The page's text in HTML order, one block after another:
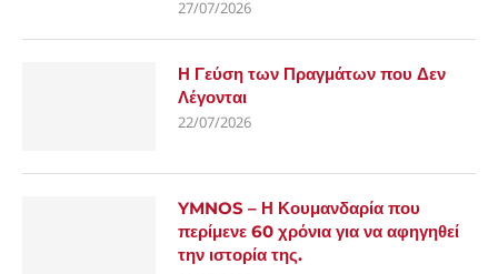
27/07/2026
Η Γεύση των Πραγμάτων που Δεν
Λέγονται
22/07/2026
YMNOS – Η Κουμανδαρία που
περίμενε 60 χρόνια για να αφηγηθεί
την ιστορία της.